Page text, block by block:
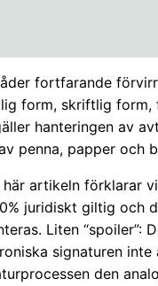
fortfarande
form, skriftlig form,
hanteringen av
penna, papper och
här artikeln förklarar
juridiskt giltig och
Liten “spoiler”:
signaturen inte
den